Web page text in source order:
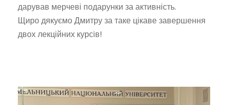
дарував мерчеві подарунки за активність.
Щиро дякуємо Дмитру за таке цікаве завершення
двох лекційних курсів!